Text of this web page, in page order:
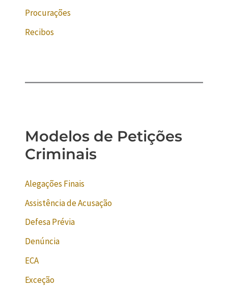
Procurações
Recibos
Modelos de Petições
Criminais
Alegações Finais
Assistência de Acusação
Defesa Prévia
Denúncia
ECA
Exceção